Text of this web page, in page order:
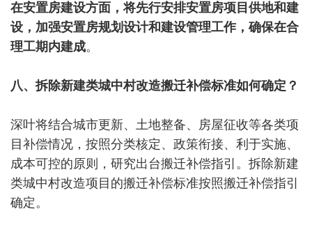
在安置房建设方面，将先行安排安置房项目供地和建
设，加强安置房规划设计和建设管理工作，确保在合
理工期内建成。
八、拆除新建类城中村改造搬迁补偿标准如何确定？
深叶将结合城市更新、土地整备、房屋征收等各类项
目补偿情况，按照分类核定、政策衔接、利于实施、
成本可控的原则，研究出台搬迁补偿指引。拆除新建
类城中村改造项目的搬迁补偿标准按照搬迁补偿指引
确定。